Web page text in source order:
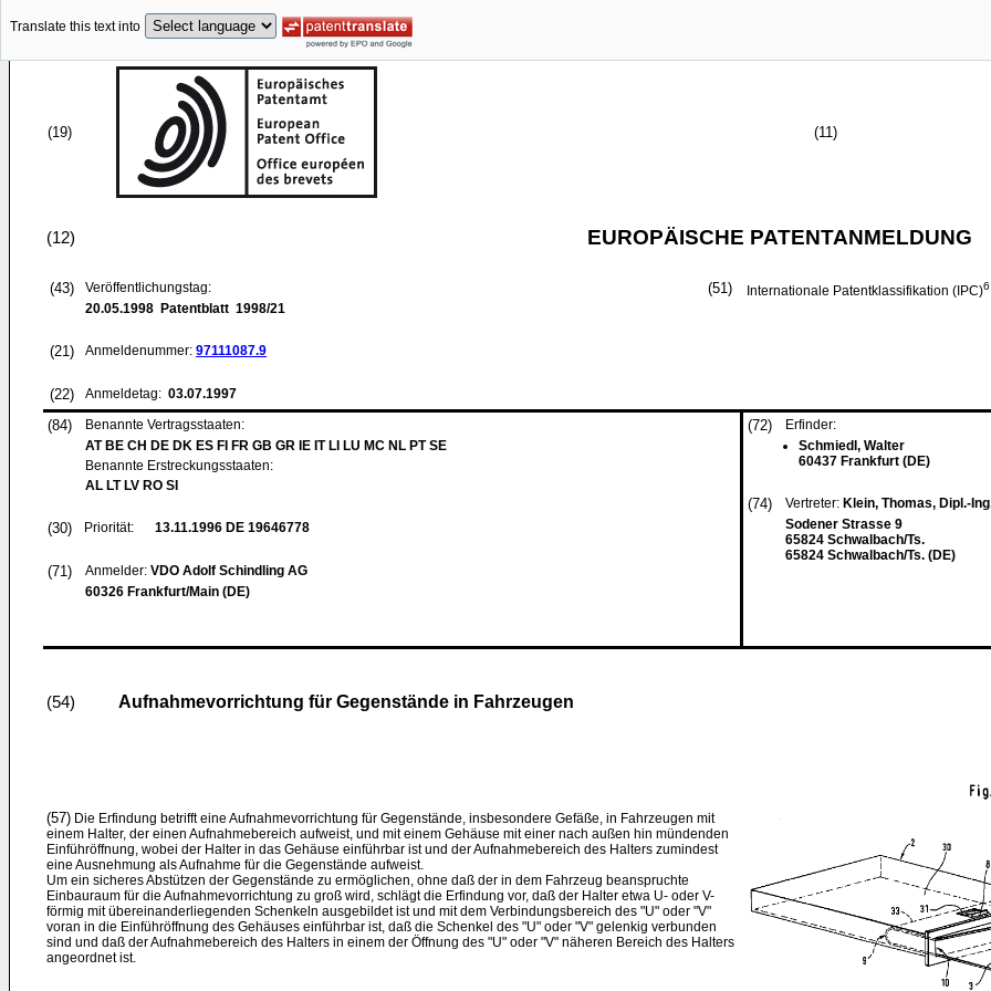
Translate this text into
(19) (11)
(12) EUROPÄISCHE PATENTANMELDUNG
(43)
Veröffentlichungstag:
20.05.1998 Patentblatt 1998/21
(21) Anmeldenummer: 97111087.9
(22) Anmeldetag: 03.07.1997
(51) Internationale Patentklassifikation (IPC)6
(84)
Benannte Vertragsstaaten:
AT BE CH DE DK ES FI FR GB GR IE IT LI LU MC NL PT SE
Benannte Erstreckungsstaaten:
AL LT LV RO SI
(30) Priorität: 13.11.1996 DE 19646778
(71) Anmelder: VDO Adolf Schindling AG
60326 Frankfurt/Main (DE)
(72)
Erfinder:
Schmiedl, Walter
60437 Frankfurt (DE)
(74) Vertreter: Klein, Thomas, Dipl.-
Sodener Strasse 9
65824 Schwalbach/Ts.
65824 Schwalbach/Ts. (DE)
(54) Aufnahmevorrichtung für Gegenstände in Fahrzeugen
(57) Die Erfindung betrifft eine Aufnahmevorrichtung für Gegenstände, insbesondere Gefäße, in Fahrzeugen mit
einem Halter, der einen Aufnahmebereich aufweist, und mit einem Gehäuse mit einer nach außen hin mündenden
Einführöffnung, wobei der Halter in das Gehäuse einführbar ist und der Aufnahmebereich des Halters zumindest
eine Ausnehmung als Aufnahme für die Gegenstände aufweist.
Um ein sicheres Abstützen der Gegenstände zu ermöglichen, ohne daß der in dem Fahrzeug beanspruchte
Einbauraum für die Aufnahmevorrichtung zu groß wird, schlägt die Erfindung vor, daß der Halter etwa U- oder V-
förmig mit übereinanderliegenden Schenkeln ausgebildet ist und mit dem Verbindungsbereich des "U" oder "V"
voran in die Einführöffnung des Gehäuses einführbar ist, daß die Schenkel des "U" oder "V" gelenkig verbunden
sind und daß der Aufnahmebereich des Halters in einem der Öffnung des "U" oder "V" näheren Bereich des Halters
angeordnet ist.